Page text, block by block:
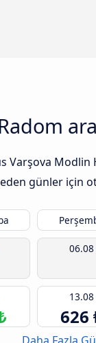
Varşova
günler için
06.08
13.08
626